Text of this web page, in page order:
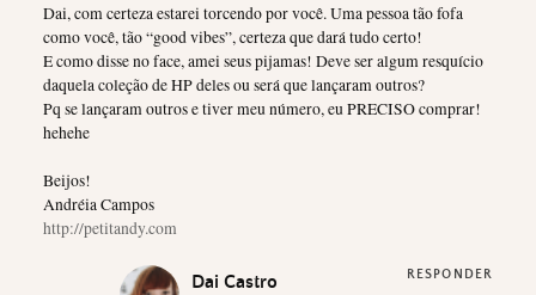
Dai, com certeza estarei torcendo por você. Uma pessoa tão fofa
como você, tão “good vibes”, certeza que dará tudo certo!
E como disse no face, amei seus pijamas! Deve ser algum resquício
daquela coleção de HP deles ou será que lançaram outros?
Pq se lançaram outros e tiver meu número, eu PRECISO comprar!
hehehe
Beijos!
Andréia Campos
http://petitandy.com
Dai Castro RESPONDER